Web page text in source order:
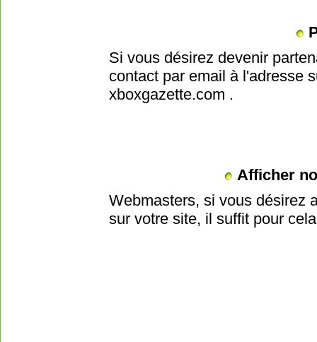
Si vous désirez devenir
contact par email à l'adresse
xboxgazette.com .
Afficher
Webmasters, si vous désirez
sur votre site, il suffit pour